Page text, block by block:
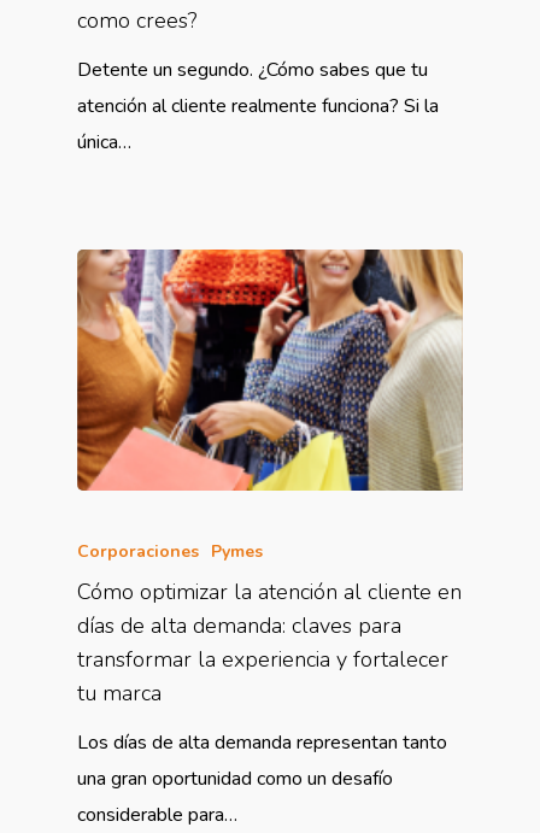
como crees?
Detente un segundo. ¿Cómo sabes que tu
atención al cliente realmente funciona? Si la
única…
Corporaciones Pymes
Cómo optimizar la atención al cliente en
días de alta demanda: claves para
transformar la experiencia y fortalecer
tu marca
Los días de alta demanda representan tanto
una gran oportunidad como un desafío
considerable para…